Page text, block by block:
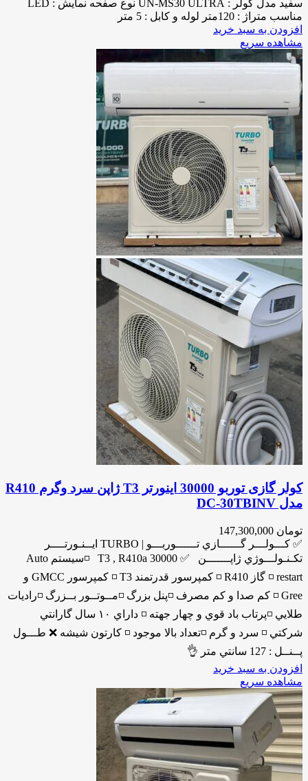
سفید مدل کولر : UN-MS30 ULTRA نوع صفحه نمایش : LED
مناسب متراژ : 120متر لوله و کابل : 5 متر
افزودن به سبد خرید
مشاهده سریع
کولر گازی توربو 30000 اینورتر T3 ژاپن سرد وگرم R410
مدل DC-30TBINV
تومان
✅ كـــولـــر گــــــازي تــــــوربـــو | TURBO ايــنـورتــــر
تكـنـولـــوژي ژاپـــــــن ✅ 30000 T3 , R410a ◽️سيستم Auto
restart ◽️ گاز R410 ◽️ كمپرسور قدرتمند T3 ◽️ كمپرسور GMCC و
Gree ◽️ كم صدا و كم مصرف ◽️پنل بزرگ ◽️مــوتــور بــزرگ ◽️راديات
طلايي ◽️پرتاب باد قوي و چهار جهته ◽️ داراي ١٠ سال گارانتي
شركتي ◽️ سرد و گرم ◽️تعداد بالا موجود ◽️ كارتون شيشه ❌ طـــول
پــنــل : 127 سانتي متر 👌
افزودن به سبد خرید
مشاهده سریع